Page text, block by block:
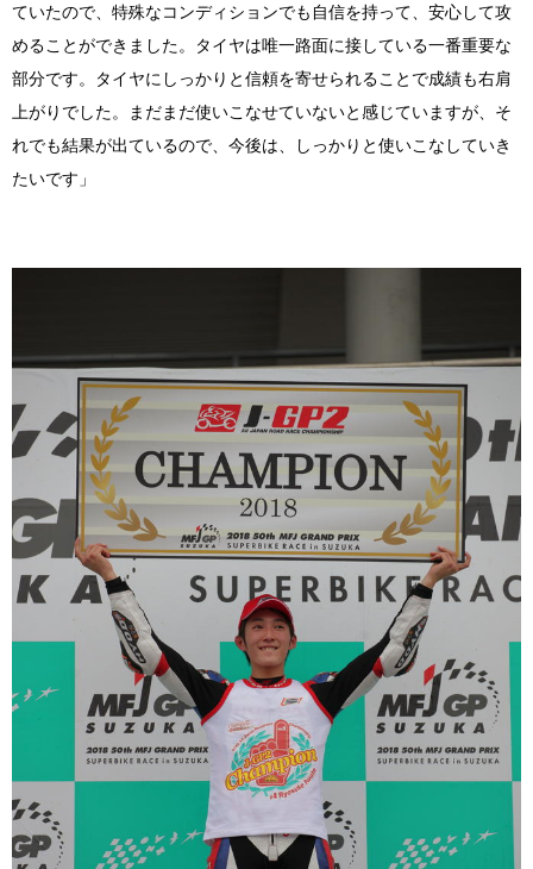
ていたので、特殊なコンディションでも自信を持って、安心して攻
めることができました。タイヤは唯一路面に接している一番重要な
部分です。タイヤにしっかりと信頼を寄せられることで成績も右肩
上がりでした。まだまだ使いこなせていないと感じていますが、そ
れでも結果が出ているので、今後は、しっかりと使いこなしていき
たいです」